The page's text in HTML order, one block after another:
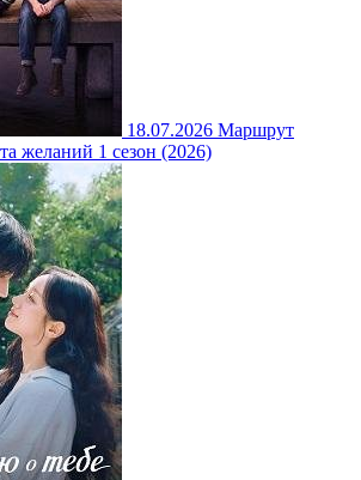
18.07.2026 Маршрут
желаний 1 сезон (2026)